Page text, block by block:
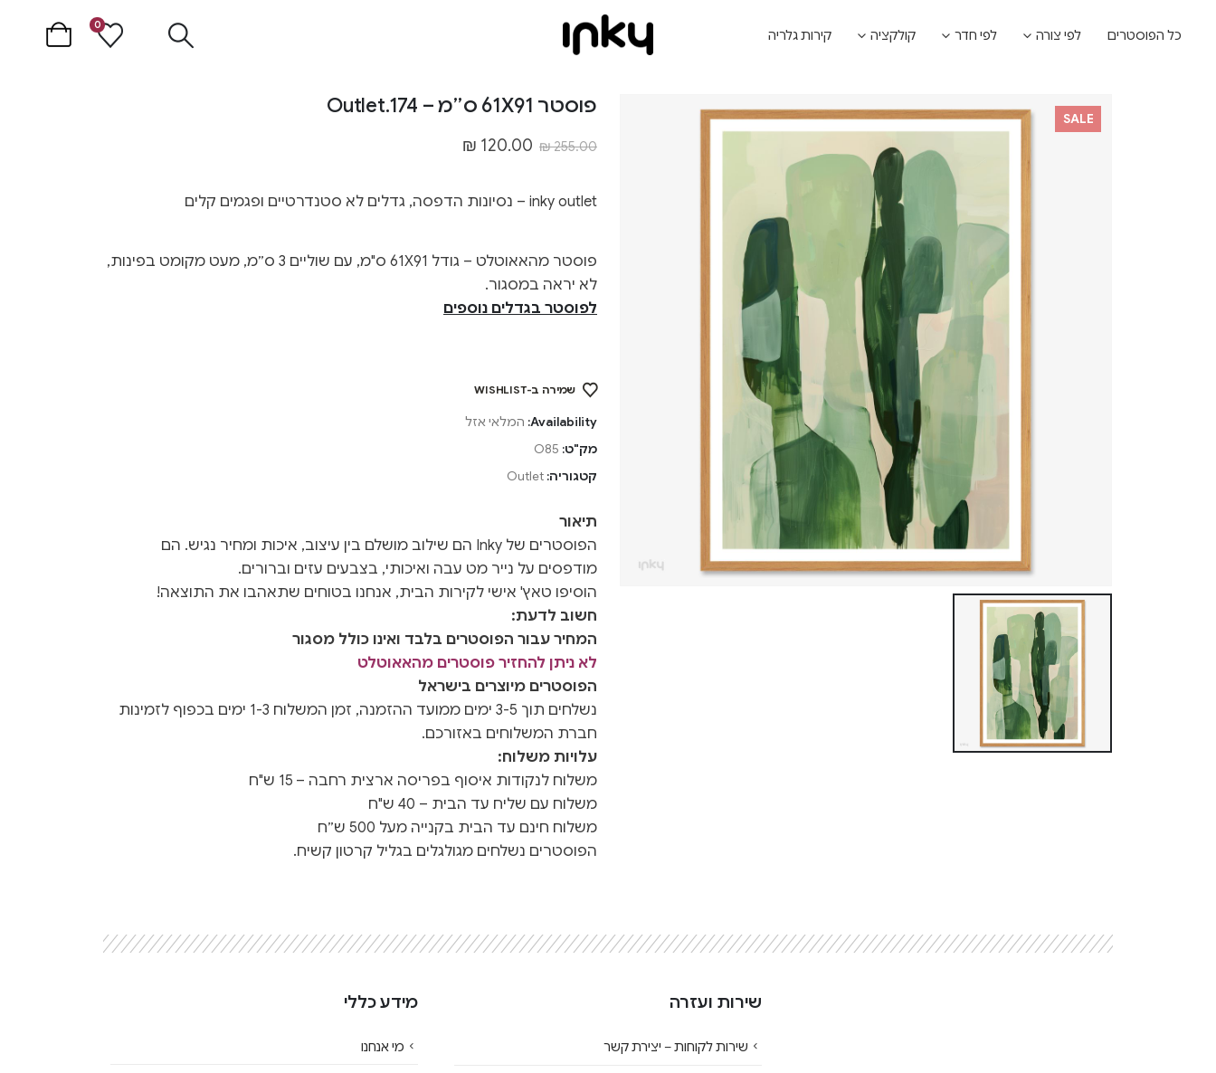
כל הפוסטרים לפי צורה לפי חדר קולקציה קירות גלריה
0
SALE
פוסטר 61X91 ס״מ – Outlet.174
₪255.00
₪ 120.00
inky outlet – נסיונות הדפסה, גדלים לא סטנדרטיים ופגמים קלים
פוסטר מהאאוטלט – גודל 61X91 ס"מ, עם שוליים 3 ס״מ, מעט מקומט בפינות,
לא יראה במסגור.
לפוסטר בגדלים נוספים
שמירה ב-WISHLIST
Availability: המלאי אזל
מק"ט: O85
קטגוריה: Outlet
תיאור
הפוסטרים של Inky הם שילוב מושלם בין עיצוב, איכות ומחיר נגיש. הם
מודפסים על נייר מט עבה ואיכותי, בצבעים עזים וברורים.
הוסיפו טאץ' אישי לקירות הבית, אנחנו בטוחים שתאהבו את התוצאה!
חשוב לדעת:
המחיר עבור הפוסטרים בלבד ואינו כולל מסגור
לא ניתן להחזיר פוסטרים מהאאוטלט
הפוסטרים מיוצרים בישראל
נשלחים תוך 3-5 ימים ממועד ההזמנה, זמן המשלוח 1-3 ימים בכפוף לזמינות
חברת המשלוחים באזורכם.
עלויות משלוח:
משלוח לנקודות איסוף בפריסה ארצית רחבה – 15 ש"ח
משלוח עם שליח עד הבית – 40 ש"ח
משלוח חינם עד הבית בקנייה מעל 500 ש״ח
הפוסטרים נשלחים מגולגלים בגליל קרטון קשיח.
שירות ועזרה
שירות לקוחות – יצירת קשר
מידע כללי
מי אנחנו